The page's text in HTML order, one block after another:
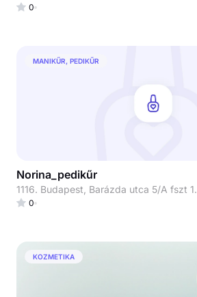
0
MANIKŰR, PEDIKŰR
Norina_pedikűr
1116. Budapest, Barázda utca 5/A fszt 1.
0
KOZMETIKA